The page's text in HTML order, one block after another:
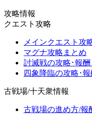
攻略情報
クエスト攻略
メインクエスト攻
マグナ攻略まとめ
討滅戦の攻略･報
四象降臨の攻略･
古戦場/十天衆情報
古戦場の進め方/報